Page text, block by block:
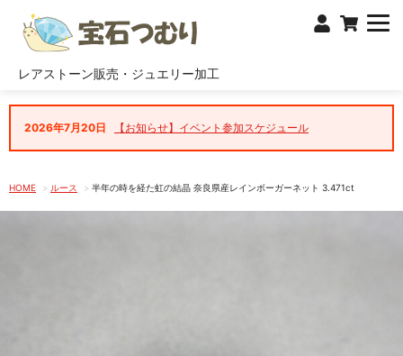
レアストーン販売・ジュエリー加工
2026年7月20日 【お知らせ】イベント参加スケジュール
HOME ルース 半年の時を経た虹の結晶 奈良県産レインボーガーネット 3.471ct